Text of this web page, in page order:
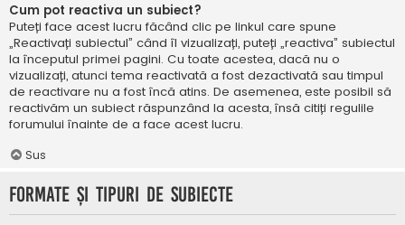
Cum pot reactiva un subiect?
Puteți face acest lucru făcând clic pe linkul care spune
„Reactivați subiectul” când îl vizualizați, puteți „reactiva” subiectul
la începutul primei pagini. Cu toate acestea, dacă nu o
vizualizați, atunci tema reactivată a fost dezactivată sau timpul
de reactivare nu a fost încă atins. De asemenea, este posibil să
reactivăm un subiect răspunzând la acesta, însă citiți regulile
forumului înainte de a face acest lucru.
Sus
Formate și tipuri de subiecte